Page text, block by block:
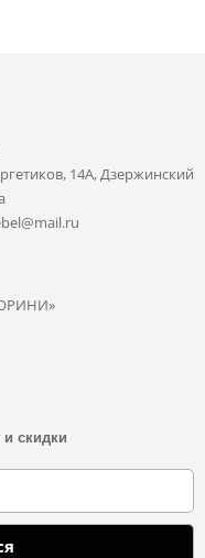
14А, Дзержинский
скидки